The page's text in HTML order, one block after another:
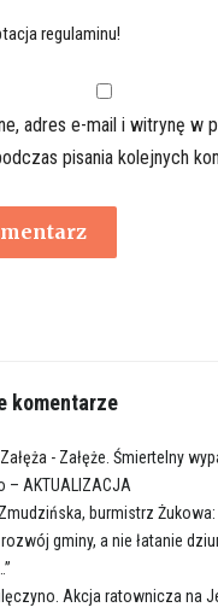
regulaminu!
adres e-mail i witrynę w
pisania kolejnych
komentarze
- Załęże. Śmiertelny
– AKTUALIZACJA
burmistrz
gminy, a nie łatanie
Akcja ratownicza na